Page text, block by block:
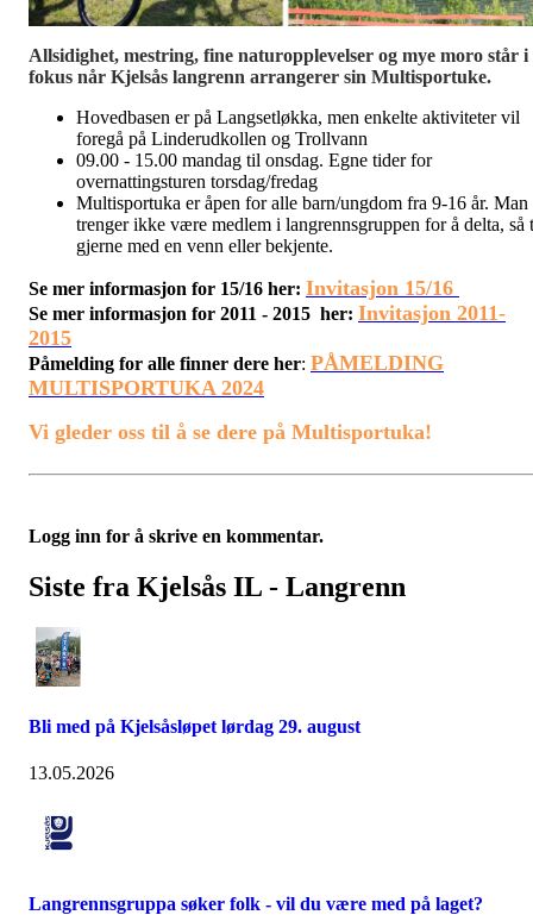
Allsidighet, mestring, fine naturopplevelser og mye moro står i
fokus når Kjelsås langrenn arrangerer sin Multisportuke.
Hovedbasen er på Langsetløkka, men enkelte aktiviteter vil
foregå på Linderudkollen og Trollvann
09.00 - 15.00 mandag til onsdag. Egne tider for
overnattingsturen torsdag/fredag
Multisportuka er åpen for alle barn/ungdom fra 9-16 år. Man
trenger ikke være medlem i langrennsgruppen for å delta, så
gjerne med en venn eller bekjente.
Se mer informasjon for 15/16 her: Invitasjon 15/16
Se mer informasjon for 2011 - 2015 her: Invitasjon 2011-
2015
Påmelding for alle finner dere her: PÅMELDING
MULTISPORTUKA 2024
Vi gleder oss til å se dere på Multisportuka!
Logg inn for å skrive en kommentar.
Siste fra Kjelsås IL - Langrenn
Bli med på Kjelsåsløpet lørdag 29. august
13.05.2026
Langrennsgruppa søker folk - vil du være med på laget?